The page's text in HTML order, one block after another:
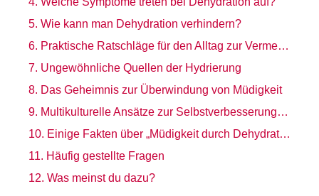
Wie kann man Dehydration verhindern?
Praktische Ratschläge für den Alltag zur Vermeidung von Dehydration
Ungewöhnliche Quellen der Hydrierung
Das Geheimnis zur Überwindung von Müdigkeit
Multikulturelle Ansätze zur Selbstverbesserung und Hydrierung
Einige Fakten über „Müdigkeit durch Dehydration“:
Häufig gestellte Fragen
Was meinst du dazu?